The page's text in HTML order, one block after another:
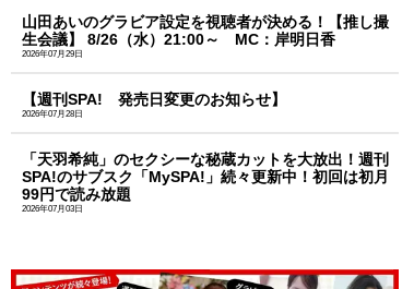
山田あいのグラビア設定を視聴者が決める！【推し撮
生会議】 8/26（水）21:00～ MC：岸明日香
2026年07月29日
【週刊SPA! 発売日変更のお知らせ】
2026年07月28日
「天羽希純」のセクシーな秘蔵カットを大放出！週刊
SPA!のサブスク「MySPA!」続々更新中！初回は初月
99円で読み放題
2026年07月03日